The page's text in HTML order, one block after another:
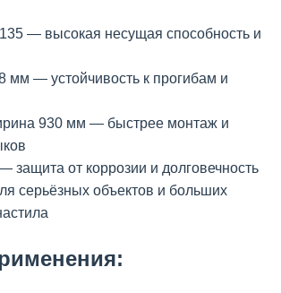
— высокая несущая способность и
мм — устойчивость к прогибам и
930 мм — быстрее монтаж и
защита от коррозии и долговечность
серьёзных объектов и больших